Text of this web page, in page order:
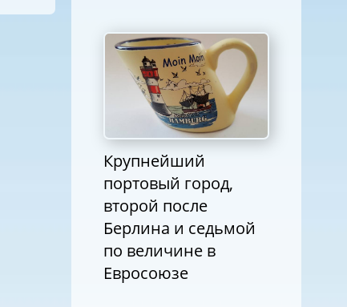
Крупнейший
портовый город,
второй после
Берлина и седьмой
по величине в
Евросоюзе